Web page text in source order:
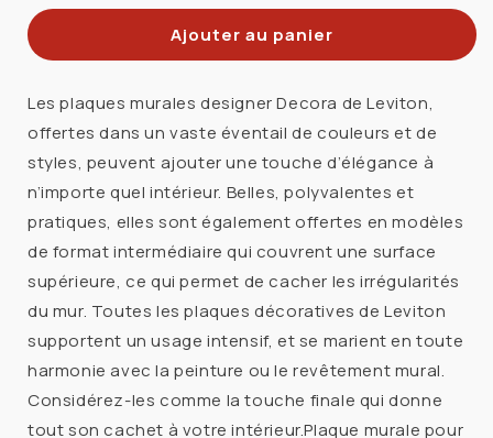
quantité
Plaque
murale
Decora
simple
-
Brun
quantité
de
Plaque
murale
simple
-
Brun
Ajouter au panier
Les plaques murales designer Decora de Leviton,
offertes dans un vaste éventail de couleurs et de
styles, peuvent ajouter une touche d’élégance à
n’importe quel intérieur. Belles, polyvalentes et
pratiques, elles sont également offertes en modèles
de format intermédiaire qui couvrent une surface
supérieure, ce qui permet de cacher les irrégularités
du mur. Toutes les plaques décoratives de Leviton
supportent un usage intensif, et se marient en toute
harmonie avec la peinture ou le revêtement mural.
Considérez-les comme la touche finale qui donne
tout son cachet à votre intérieur.Plaque murale pour